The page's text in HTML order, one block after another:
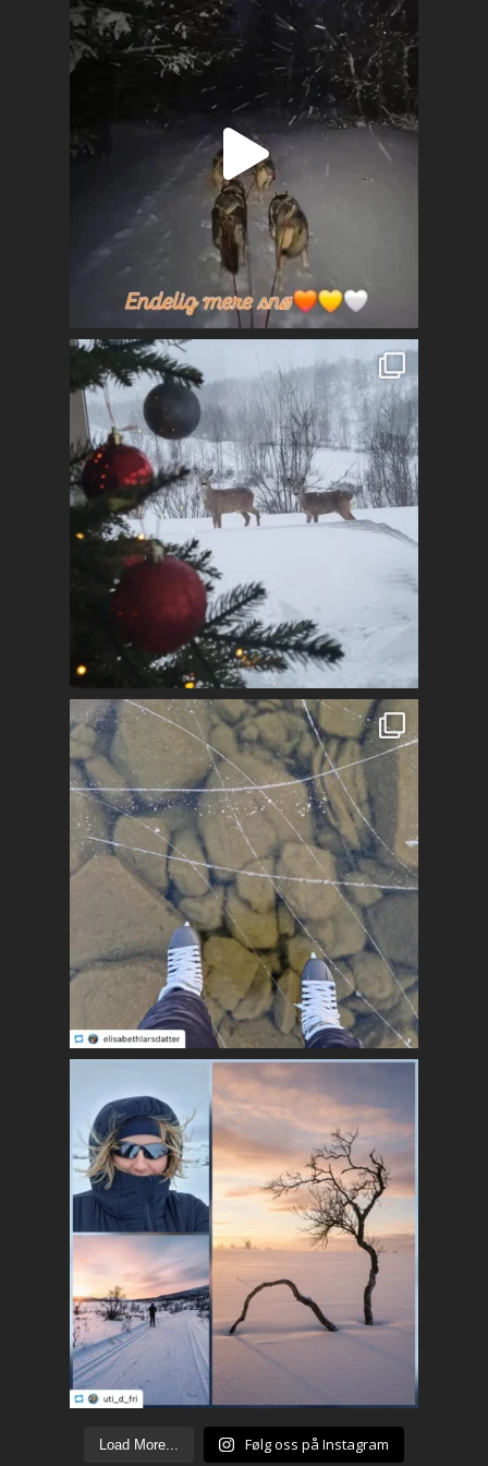
Load More... Følg oss på Instagram